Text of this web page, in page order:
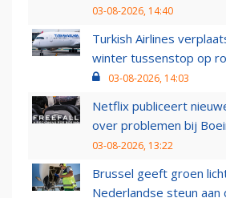
03-08-2026, 14:40
Turkish Airlines
winter tussenstop op
03-08-2026, 14:03
Netflix publiceert
over problemen bij
03-08-2026, 13:22
Brussel geeft groen
Nederlandse steun aan